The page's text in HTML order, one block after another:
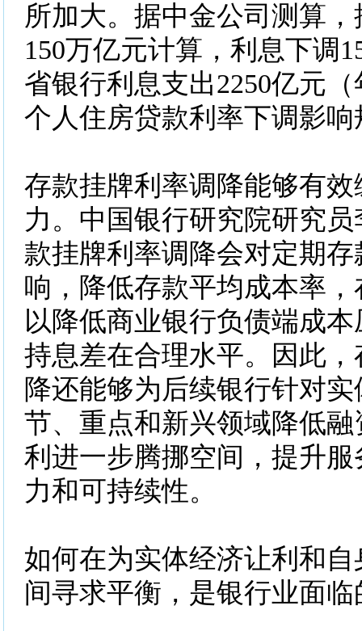
所加大。据中金公司测算
150万亿元计算，利息下调
省银行利息支出2250亿元
个人住房贷款利率下调影
存款挂牌利率调降能够有
力。中国银行研究院研究
款挂牌利率调降会对定期
响，降低存款平均成本率
以降低商业银行负债端成
持息差在合理水平。因此
降还能够为后续银行针对
节、重点和新兴领域降低
利进一步腾挪空间，提升
力和可持续性。
如何在为实体经济让利和
间寻求平衡，是银行业面